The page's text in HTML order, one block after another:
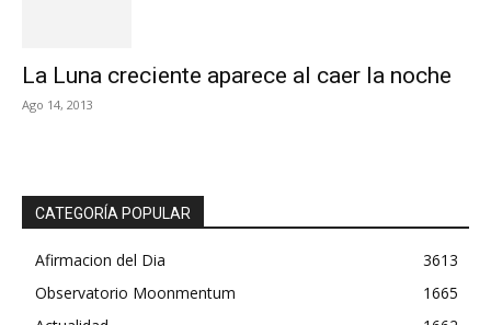
La Luna creciente aparece al caer la noche
Ago 14, 2013
CATEGORÍA POPULAR
Afirmacion del Dia
3613
Observatorio Moonmentum
1665